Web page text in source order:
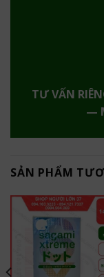
TƯ VẤN
—
SẢN PHẨM